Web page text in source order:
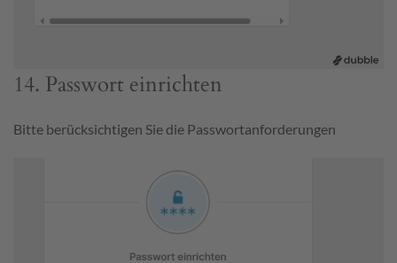
14. Passwort einrichten
Bitte berücksichtigen Sie die Passwortanforderungen